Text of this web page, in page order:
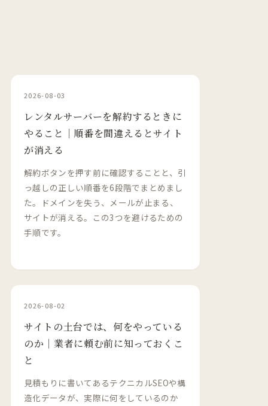
2026-08-03
レンタルサーバーを解約するときに
やること｜順番を間違えるとサイト
が消える
解約ボタンを押す前に確認することと、引
っ越しの正しい順番を6段階でまとめまし
た。ドメインを失う、メールが止まる、
サイトが消える。この3つを避けるための
手順です。
2026-08-02
サイトの土台では、何をやっている
のか｜業者に頼む前に知っておくこ
と
見積もりに書いてあるテクニカルSEOや構
造化データが、実際に何をしているのか